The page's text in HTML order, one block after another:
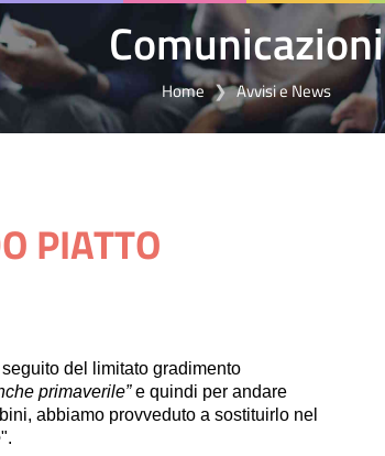
Comunicazioni
Home Avvisi e News
PIATTO
del limitato gradimento
primaverile”e quindi per andare
abbiamo provveduto a sostituirlo nel
".